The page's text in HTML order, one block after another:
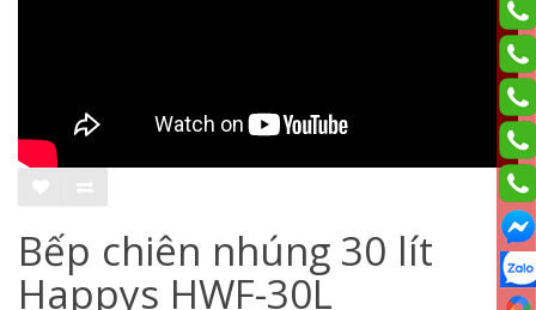
Bếp chiên nhúng 30 lít
Happys HWF-30L